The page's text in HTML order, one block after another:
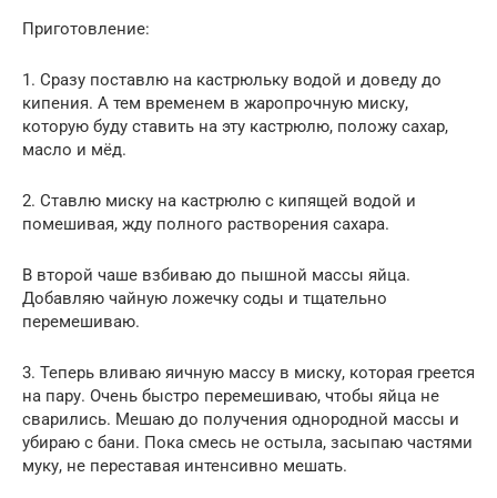
Приготовление:
1. Сразу поставлю на кастрюльку водой и доведу до
кипения. А тем временем в жаропрочную миску,
которую буду ставить на эту кастрюлю, положу сахар,
масло и мёд.
2. Ставлю миску на кастрюлю с кипящей водой и
помешивая, жду полного растворения сахара.
В второй чаше взбиваю до пышной массы яйца.
Добавляю чайную ложечку соды и тщательно
перемешиваю.
3. Теперь вливаю яичную массу в миску, которая греется
на пару. Очень быстро перемешиваю, чтобы яйца не
сварились. Мешаю до получения однородной массы и
убираю с бани. Пока смесь не остыла, засыпаю частями
муку, не переставая интенсивно мешать.